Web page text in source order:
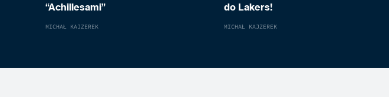
“Achillesami”
MICHAŁ KAJZEREK
do Lakers!
MICHAŁ KAJZEREK